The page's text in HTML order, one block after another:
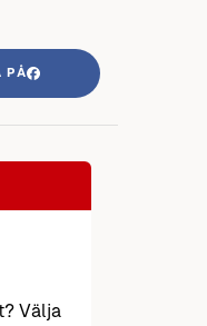
PÅ
Välja